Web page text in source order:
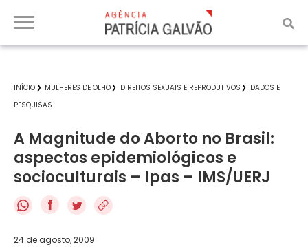
INÍCIO MULHERES DE OLHO DIREITOS SEXUAIS E REPRODUTIVOS
DADOS E
PESQUISAS
A Magnitude do Aborto no Brasil:
aspectos epidemiológicos e
socioculturais – Ipas – IMS/UERJ
f
24 de agosto, 2009